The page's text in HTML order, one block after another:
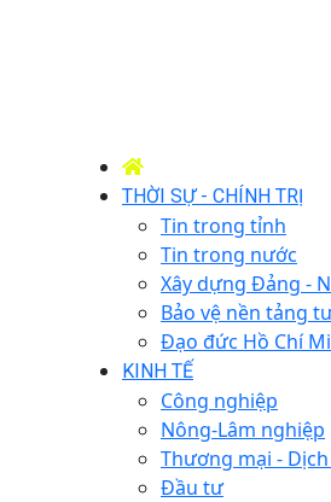
THỜI SỰ - CHÍNH TRỊ
Tin trong tỉnh
Tin trong nước
Xây dựng Đảng -
Bảo vệ nền tảng
Đạo đức Hồ Chí
KINH TẾ
Công nghiệp
Nông-Lâm nghiệp
Thương mại -
Đầu tư